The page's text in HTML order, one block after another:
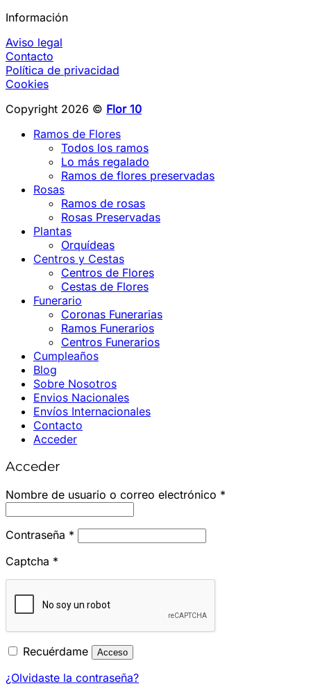
Información
Aviso legal
Contacto
Política de privacidad
Cookies
Copyright 2026 © Flor 10
Ramos de Flores
Todos los ramos
Lo más regalado
Ramos de flores preservadas
Rosas
Ramos de rosas
Rosas Preservadas
Plantas
Orquídeas
Centros y Cestas
Centros de Flores
Cestas de Flores
Funerario
Coronas Funerarias
Ramos Funerarios
Centros Funerarios
Cumpleaños
Blog
Sobre Nosotros
Envios Nacionales
Envíos Internacionales
Contacto
Acceder
Acceder
Nombre de usuario o correo electrónico *
Contraseña *
Captcha *
Recuérdame Acceso
¿Olvidaste la contraseña?